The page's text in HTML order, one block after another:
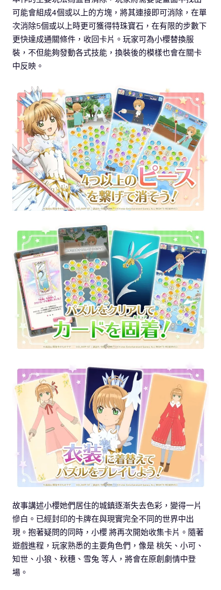
可能會組成4個或以上的方塊，將其連接即可消除，在單
次消除5個或以上時更可獲得特珠寶石，在有限的步數下
更快達成通關條件，收回卡片。玩家可為小櫻替換服
裝，不但能夠發動各式技能，換裝後的模樣也會在關卡
中反映。
故事講述小櫻她們居住的城鎮逐漸失去色彩，變得一片
慘白。已經封印的卡牌在與現實完全不同的世界中出
現。抱著疑問的同時，小櫻 將再次開始收集卡片。隨著
遊戲進程，玩家熟悉的主要角色們，像是 桃矢、小可、
知世、小狼、秋穗、雪兔 等人，將會在原創劇情中登
場。